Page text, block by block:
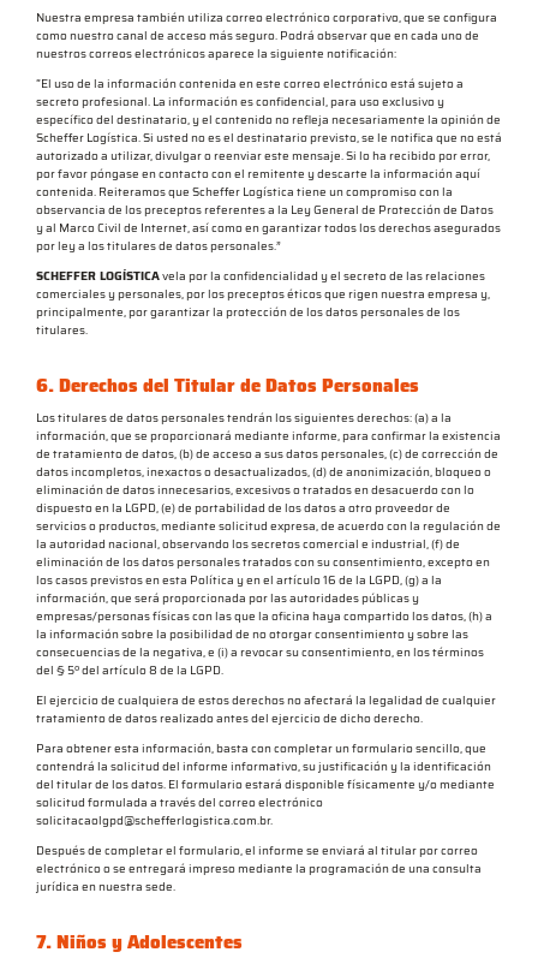
Nuestra empresa también utiliza correo electrónico corporativo, que se configura
como nuestro canal de acceso más seguro. Podrá observar que en cada uno de
nuestros correos electrónicos aparece la siguiente notificación:
“El uso de la información contenida en este correo electrónico está sujeto a
secreto profesional. La información es confidencial, para uso exclusivo y
específico del destinatario, y el contenido no refleja necesariamente la opinión de
Scheffer Logística. Si usted no es el destinatario previsto, se le notifica que no está
autorizado a utilizar, divulgar o reenviar este mensaje. Si lo ha recibido por error,
por favor póngase en contacto con el remitente y descarte la información aquí
contenida. Reiteramos que Scheffer Logística tiene un compromiso con la
observancia de los preceptos referentes a la Ley General de Protección de Datos
y al Marco Civil de Internet, así como en garantizar todos los derechos asegurados
por ley a los titulares de datos personales.”
SCHEFFER LOGÍSTICAvela por la confidencialidad y el secreto de las relaciones
comerciales y personales, por los preceptos éticos que rigen nuestra empresa y,
principalmente, por garantizar la protección de los datos personales de los
titulares.
6. Derechos del Titular de Datos Personales
Los titulares de datos personales tendrán los siguientes derechos: (a) a la
información, que se proporcionará mediante informe, para confirmar la existencia
de tratamiento de datos, (b) de acceso a sus datos personales, (c) de corrección de
datos incompletos, inexactos o desactualizados, (d) de anonimización, bloqueo o
eliminación de datos innecesarios, excesivos o tratados en desacuerdo con lo
dispuesto en la LGPD, (e) de portabilidad de los datos a otro proveedor de
servicios o productos, mediante solicitud expresa, de acuerdo con la regulación de
la autoridad nacional, observando los secretos comercial e industrial, (f) de
eliminación de los datos personales tratados con su consentimiento, excepto en
los casos previstos en esta Política y en el artículo 16 de la LGPD, (g) a la
información, que será proporcionada por las autoridades públicas y
empresas/personas físicas con las que la oficina haya compartido los datos, (h) a
la información sobre la posibilidad de no otorgar consentimiento y sobre las
consecuencias de la negativa, e (i) a revocar su consentimiento, en los términos
del § 5º del artículo 8 de la LGPD.
El ejercicio de cualquiera de estos derechos no afectará la legalidad de cualquier
tratamiento de datos realizado antes del ejercicio de dicho derecho.
Para obtener esta información, basta con completar un formulario sencillo, que
contendrá la solicitud del informe informativo, su justificación y la identificación
del titular de los datos. El formulario estará disponible físicamente y/o mediante
solicitud formulada a través del correo electrónico
solicitacaolgpd@schefferlogistica.com.br.
Después de completar el formulario, el informe se enviará al titular por correo
electrónico o se entregará impreso mediante la programación de una consulta
jurídica en nuestra sede.
7. Niños y Adolescentes